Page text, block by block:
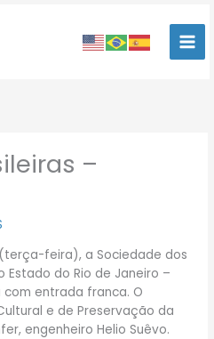
–
feira), a Sociedade dos
Estado do Rio de Janeiro –
com entrada franca. O
e de Preservação da
engenheiro Helio Suêvo.